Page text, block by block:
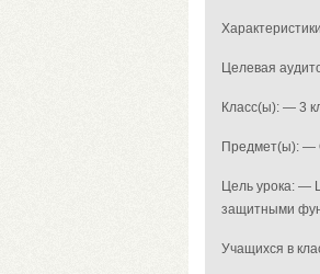
Целевая
Класс(ы): — 3
Предмет(ы): —
Цель урока: —
защитными
Учащихся в